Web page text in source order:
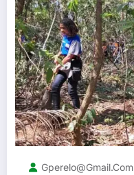
Gperelo@gmail.com